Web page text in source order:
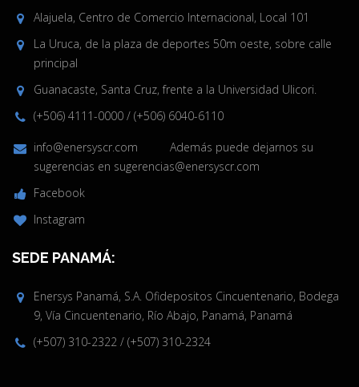
Alajuela, Centro de Comercio Internacional, Local 101
La Uruca, de la plaza de deportes 50m oeste, sobre calle
principal
Guanacaste, Santa Cruz, frente a la Universidad Ulicori.
(+506) 4111-0000 / (+506) 6040-6110
info@enersyscr.com
Además puede dejarnos su
sugerencias en sugerencias@enersyscr.com
Facebook
Instagram
SEDE PANAMÁ:
Enersys Panamá, S.A. Ofidepositos Cincuentenario, Bodega
9, Vía Cincuentenario, Río Abajo, Panamá, Panamá
(+507) 310-2322 / (+507) 310-2324